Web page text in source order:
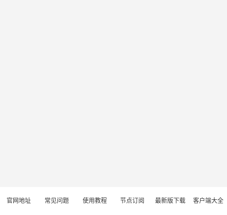
官网地址 常见问题 使用教程 节点订阅 最新版下载 客户端大全